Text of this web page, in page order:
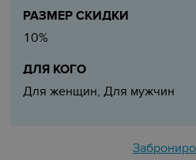
РАЗМЕР СКИДКИ
10%
ДЛЯ КОГО
Для женщин, Для мужчин